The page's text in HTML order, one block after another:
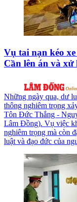
Vụ tai nạn kéo
Cần lên án và xử
Những ngày qua, dư
thông nghiêm trọng
Tôn Đức Thắng -
Lâm Đồng). Vụ việc
nghiêm trọng mà còn
luật và đạo đức của